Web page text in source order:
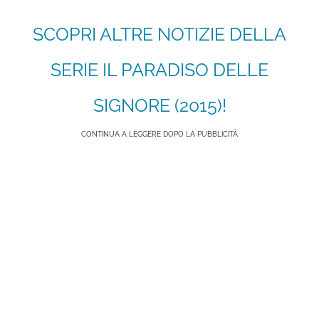
SCOPRI ALTRE NOTIZIE DELLA
SERIE IL PARADISO DELLE
SIGNORE (2015)!
CONTINUA A LEGGERE DOPO LA PUBBLICITÀ